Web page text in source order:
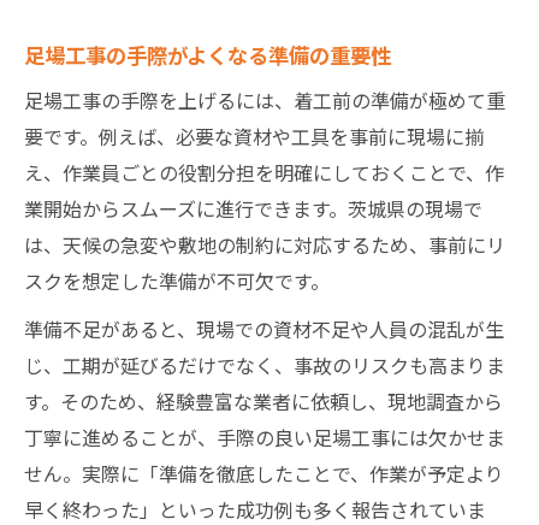
足場工事の手際がよくなる準備の重要性
足場工事の手際を上げるには、着工前の準備が極めて重
要です。例えば、必要な資材や工具を事前に現場に揃
え、作業員ごとの役割分担を明確にしておくことで、作
業開始からスムーズに進行できます。茨城県の現場で
は、天候の急変や敷地の制約に対応するため、事前にリ
スクを想定した準備が不可欠です。
準備不足があると、現場での資材不足や人員の混乱が生
じ、工期が延びるだけでなく、事故のリスクも高まりま
す。そのため、経験豊富な業者に依頼し、現地調査から
丁寧に進めることが、手際の良い足場工事には欠かせま
せん。実際に「準備を徹底したことで、作業が予定より
早く終わった」といった成功例も多く報告されていま